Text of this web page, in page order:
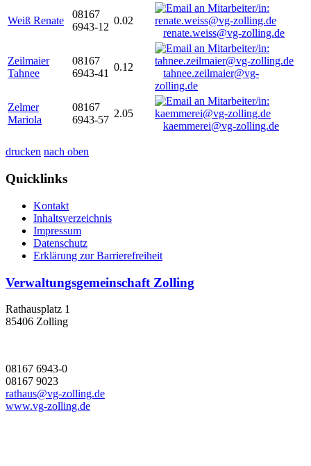
Weiß Renate
08167
6943-12
0.02
renate.weiss@vg-zolling.de
Zeilmaier
Tahnee
08167
6943-41
0.12
tahnee.zeilmaier@vg-
zolling.de
Zelmer
Mariola
08167
6943-57
2.05
kaemmerei@vg-zolling.de
drucken nach oben
Quicklinks
Kontakt
Inhaltsverzeichnis
Impressum
Datenschutz
Erklärung zur Barrierefreiheit
Verwaltungsgemeinschaft Zolling
Rathausplatz 1
85406 Zolling
08167 6943-0
08167 9023
rathaus@vg-zolling.de
www.vg-zolling.de